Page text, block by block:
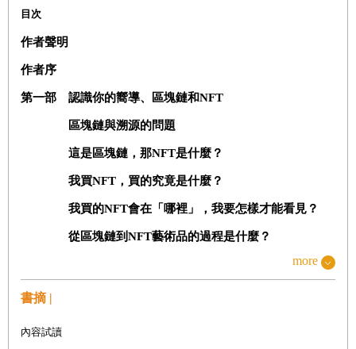
目次
作者聲明
作者序
第一部 認識你的嚮導、區塊鏈和NFT
區塊鏈與溯源的問題
這是區塊鏈，那NFT是什麼？
我買NFT ，買的究竟是什麼？
我買的NFT會在「哪裡」，我要怎樣才能看見？
從區塊鏈到NFT藝術品的過程是什麼？
有無爭議之處？
還在持續發展中……
more
書摘 |
內容試讀